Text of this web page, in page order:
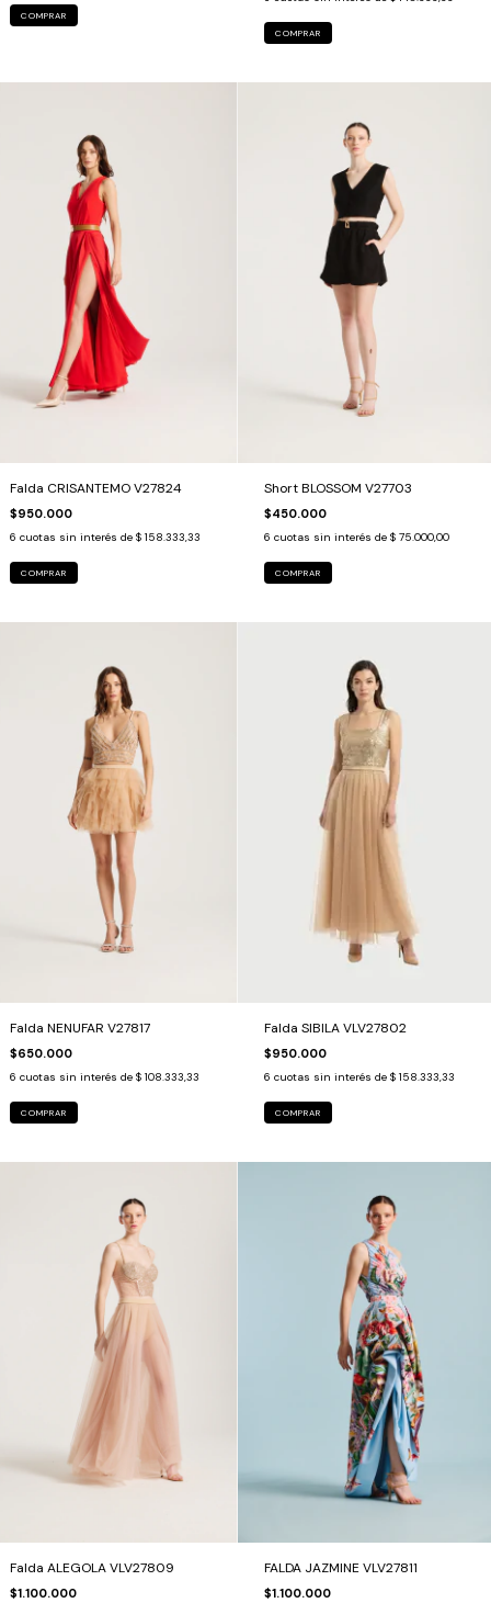
COMPRAR
COMPRAR
Falda CRISANTEMO V27824
$950.000
6 cuotas sin interés de $ 158.333,33
COMPRAR
Short BLOSSOM V27703
$450.000
6 cuotas sin interés de $ 75.000,00
COMPRAR
Falda NENUFAR V27817
$650.000
6 cuotas sin interés de $ 108.333,33
COMPRAR
Falda SIBILA VLV27802
$950.000
6 cuotas sin interés de $ 158.333,33
COMPRAR
Falda ALEGOLA VLV27809
$1.100.000
FALDA JAZMINE VLV27811
$1.100.000